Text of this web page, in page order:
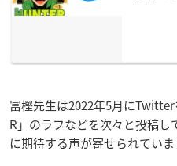
冨樫先生は2022年5月に
R」のラフなどを次々と投稿
に期待する声が寄せられていま